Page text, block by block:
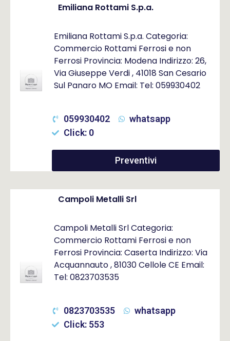
Emiliana Rottami S.p.a.
Emiliana Rottami S.p.a. Categoria:
Commercio Rottami Ferrosi e non
Ferrosi Provincia: Modena Indirizzo: 26,
Via Giuseppe Verdi , 41018 San Cesario
Sul Panaro MO Email: Tel: 059930402
059930402
whatsapp
Click: 0
Preventivi
Campoli Metalli Srl
Campoli Metalli Srl Categoria:
Commercio Rottami Ferrosi e non
Ferrosi Provincia: Caserta Indirizzo: Via
Acquannauto , 81030 Cellole CE Email:
Tel: 0823703535
0823703535
whatsapp
Click: 553